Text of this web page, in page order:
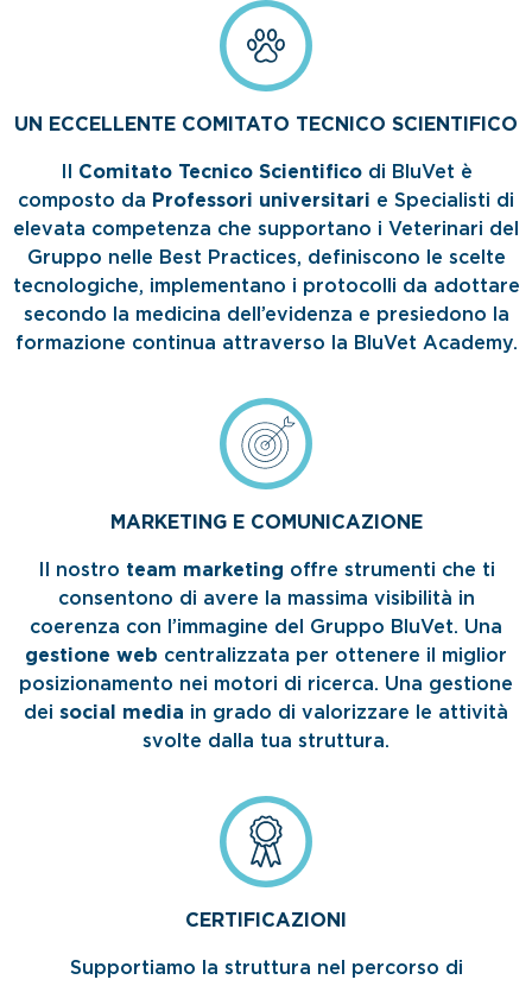
UN ECCELLENTE COMITATO TECNICO SCIENTIFICO
Comitato Tecnico Scientificodi BluVet è
composto da Professori universitari e Specialisti di
elevata competenza che supportano i Veterinari del
Gruppo nelle Best Practices, definiscono le scelte
tecnologiche, implementano i protocolli da adottare
secondo la medicina dell’evidenza e presiedono la
formazione continua attraverso la BluVet Academy.
MARKETING E COMUNICAZIONE
Il nostro team marketing offre strumenti che ti
consentono di avere la massima visibilità in
coerenza con l’immagine del Gruppo BluVet. Una
gestione web centralizzata per ottenere il miglior
posizionamento nei motori di ricerca. Una gestione
dei social media in grado di valorizzare le attività
svolte dalla tua struttura.
CERTIFICAZIONI
Supportiamo la struttura nel percorso di